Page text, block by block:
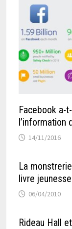
Facebook a-
l’information
14/11/2016
La
livre jeunesse
06/04/2010
Rideau Hall